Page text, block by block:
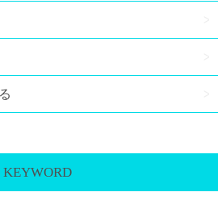
KEYWORD